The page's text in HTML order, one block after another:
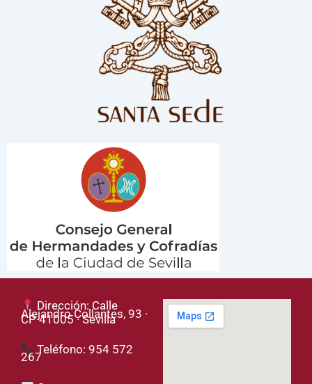
Dirección: Calle
Alejandro Collantes, 93 ·
CP 41005 · Sevilla
Teléfono: 954 572
267